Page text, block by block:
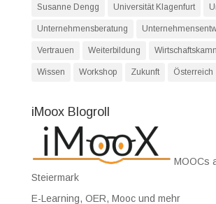
Susanne Dengg Universität Klagenfurt
Unternehmensberatung
Vertrauen Weiterbildung
Wissen Workshop Zukunft Österreich
iMoox Blogroll
MOOCs
Steiermark
E-Learning, OER, Mooc und mehr